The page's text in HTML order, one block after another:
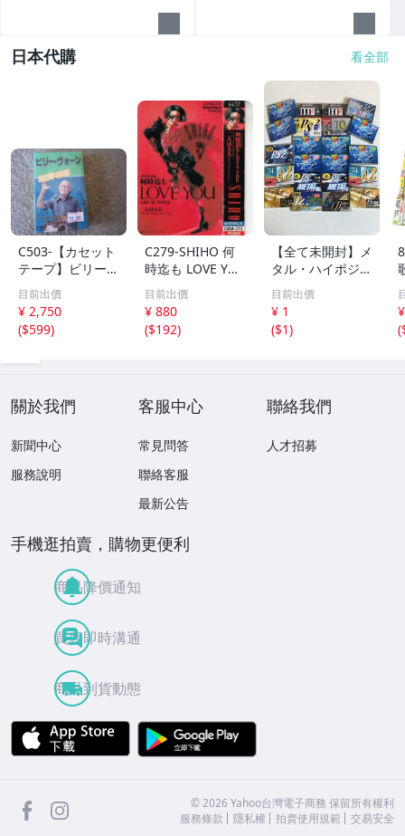
日本代購 看全部
C503-【カセット
テープ】ビリー・
ヴォーン ベス
ト BEST ONE
全２０曲
目前出價
¥ 2,750
($599)
C279-SHIHO 何
時迄も LOVE YO
U ※歌詞アリ
目前出價
¥ 880
($192)
【全て未開封】メ
タル・ハイポジ中
心 カセットテー
プ大量まとめ 約
1.7kg AXIA TDK
SONY maxell 生
目前出價
¥ 1
($1)
(
關於我們
新聞中心
服務說明
客服中心
常見問答
聯絡客服
最新公告
聯絡我們
人才招募
手機逛拍賣，購物更便利
商品降價通知
買賣即時溝通
商品到貨動態
APP Store
facebook ©2026 Yahoo台灣電子商務 保留所有權利
服務條款
隱私權 拍賣使用規範 交易安全